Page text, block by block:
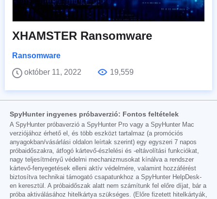
XHAMSTER Ransomware
Ransomware
október 11, 2022
19,559
SpyHunter ingyenes próbaverzió: Fontos feltételek
A SpyHunter próbaverzió a SpyHunter Pro vagy a SpyHunter Mac
verziójához érhető el, és több eszközt tartalmaz (a promóciós
anyagokban/vásárlási oldalon leírtak szerint) egy egyszeri 7 napos
próbaidőszakra, átfogó kártevő-észlelési és -eltávolítási funkciókat,
nagy teljesítményű védelmi mechanizmusokat kínálva a rendszer
kártevő-fenyegetések elleni aktív védelmére, valamint hozzáférést
biztosítva technikai támogató csapatunkhoz a SpyHunter HelpDesk-
en keresztül. A próbaidőszak alatt nem számítunk fel előre díjat, bár a
próba aktiválásához hitelkártya szükséges. (Előre fizetett hitelkártyák,